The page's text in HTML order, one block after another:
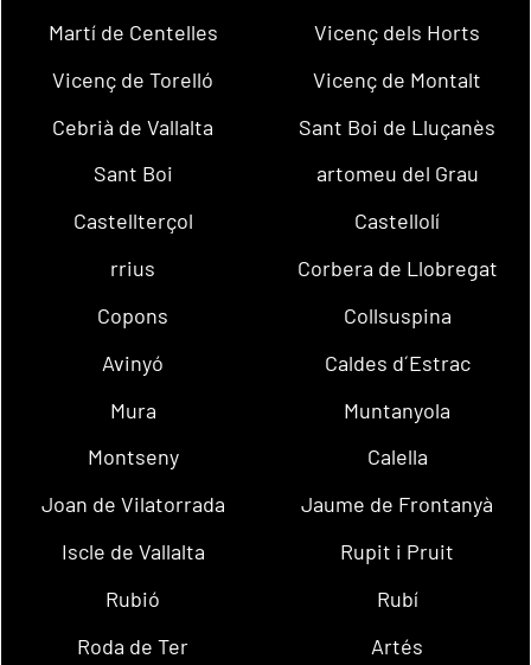
Martí de Centelles
Vicenç dels Horts
Vicenç de Torelló
Vicenç de Montalt
Cebrià de Vallalta
Sant Boi de Lluçanès
Sant Boi
artomeu del Grau
Castellterçol
Castellolí
rrius
Corbera de Llobregat
Copons
Collsuspina
Avinyó
Caldes d´Estrac
Mura
Muntanyola
Montseny
Calella
Joan de Vilatorrada
Jaume de Frontanyà
Iscle de Vallalta
Rupit i Pruit
Rubió
Rubí
Roda de Ter
Artés